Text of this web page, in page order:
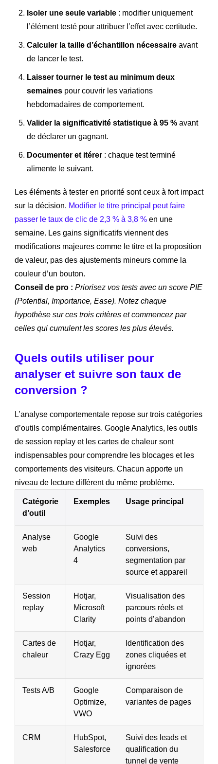
Isoler une seule variable : modifier uniquement
l’élément testé pour attribuer l’effet avec certitude.
Calculer la taille d’échantillon nécessaire avant
de lancer le test.
Laisser tourner le test au minimum deux
semaines pour couvrir les variations
hebdomadaires de comportement.
Valider la significativité statistique à 95 % avant
de déclarer un gagnant.
Documenter et itérer : chaque test terminé
alimente le suivant.
Les éléments à tester en priorité sont ceux à fort impact
sur la décision. Modifier le titre principal peut faire
passer le taux de clic de 2,3 % à 3,8 % en une
semaine. Les gains significatifs viennent des
modifications majeures comme le titre et la proposition
de valeur, pas des ajustements mineurs comme la
couleur d’un bouton.
Conseil de pro : Priorisez vos tests avec un score PIE
(Potential, Importance, Ease). Notez chaque
hypothèse sur ces trois critères et commencez par
celles qui cumulent les scores les plus élevés.
Quels outils utiliser pour
analyser et suivre son taux de
conversion ?
L’analyse comportementale repose sur trois catégories
d’outils complémentaires. Google Analytics, les outils
de session replay et les cartes de chaleur sont
indispensables pour comprendre les blocages et les
comportements des visiteurs. Chacun apporte un
niveau de lecture différent du même problème.
Catégorie
d’outil
Exemples Usage principal
Analyse
web
Google
Analytics
4
Suivi des
conversions,
segmentation par
source et appareil
Session
replay
Hotjar,
Microsoft
Clarity
Visualisation des
parcours réels et
points d’abandon
Cartes de
chaleur
Hotjar,
Crazy Egg
Identification des
zones cliquées et
ignorées
Tests A/B
Google
Optimize,
VWO
Comparaison de
variantes de pages
CRM
HubSpot,
Salesforce
Suivi des leads et
qualification du
tunnel de vente